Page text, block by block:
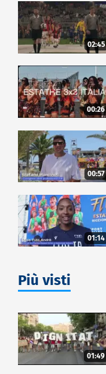
02:45
00:26
00:57
01:14
Più visti
01:49